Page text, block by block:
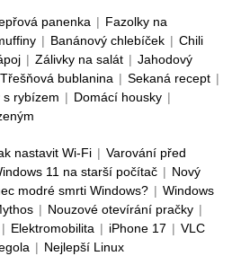
panenka | Fazolky na
| Banánový chlebíček | Chili
| Zálivky na salát | Jahodový
Třešňová bublanina | Sekaná recept |
s rybízem | Domácí housky |
nastavit Wi-Fi | Varování před
11 na starší počítač | Nový
modré smrti Windows? | Windows
| Nouzové otevírání pračky |
| Elektromobilita | iPhone 17 | VLC
| Nejlepší Linux